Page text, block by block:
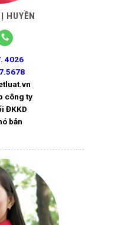
HUYỀN
4026
công ty
ĐKKD
bản